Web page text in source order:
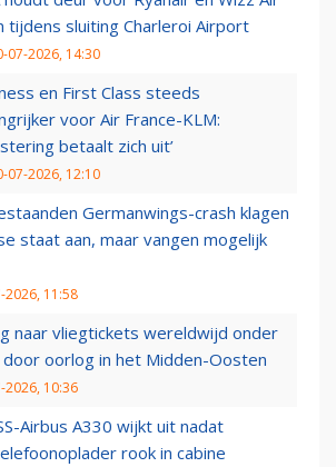
tijdens sluiting Charleroi Airport
07-2026, 14:30
en First Class steeds
voor Air France-KLM:
betaalt zich uit’
07-2026, 12:10
Germanwings-crash klagen
staat aan, maar vangen mogelijk
2026, 11:58
naar vliegtickets wereldwijd onder
door oorlog in het Midden-Oosten
2026, 10:36
Airbus A330 wijkt uit nadat
rook in cabine